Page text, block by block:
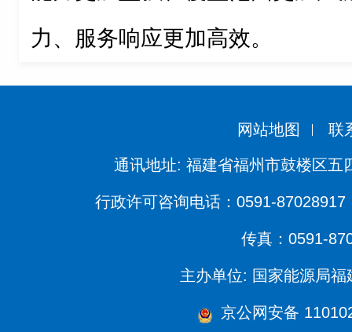
力、服务响应更加高效。
网站地图 联
通讯地址: 福建省福州市鼓楼区五
行政许可咨询电话：0591-
传真：0591-
主办单位: 国家能源局福
京公网安备